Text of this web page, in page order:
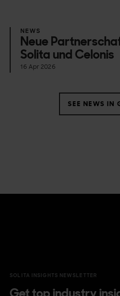
NEWS
Neue
Solita und Celonis
16 Apr 2026
SEE NEWS IN
SOLITA INSIGHTS NEWSLETTER